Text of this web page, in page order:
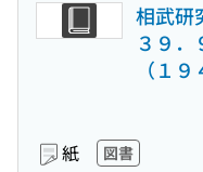
相武研
３９．
（１
紙 図書